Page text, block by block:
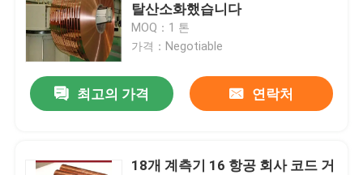
탈산소화했습니다
MOQ：1 톤
가격：Negotiable
최고의 가격 연락처
18개 계측기 16 항공 회사 코드 거